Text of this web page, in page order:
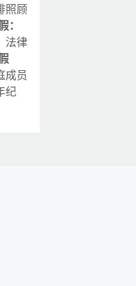
照顾
：
法律
成员
纪